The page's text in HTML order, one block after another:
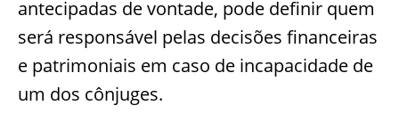
antecipadas de vontade, pode definir quem
será responsável pelas decisões financeiras
e patrimoniais em caso de incapacidade de
um dos cônjuges.